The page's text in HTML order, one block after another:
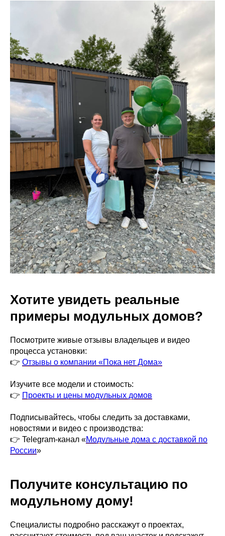
Хотите увидеть реальные
примеры модульных домов?
Посмотрите живые отзывы владельцев и видео
процесса установки:
👉 Отзывы о компании «Пока нет Дома»
Изучите все модели и стоимость:
👉 Проекты и цены модульных домов
Подписывайтесь, чтобы следить за доставками,
новостями и видео с производства:
👉 Telegram-канал «Модульные дома с доставкой по
России»
Получите консультацию по
модульному дому!
Специалисты подробно расскажут о проектах,